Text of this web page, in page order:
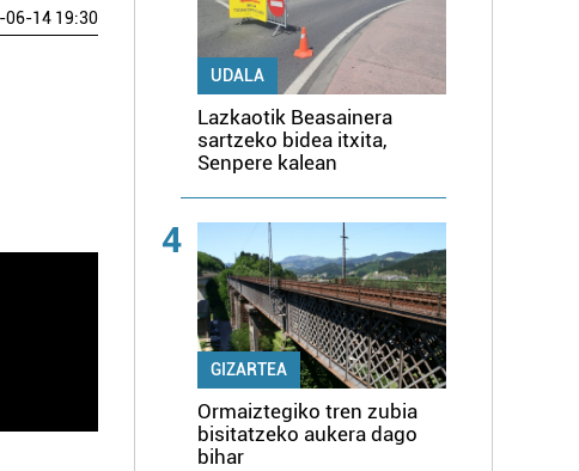
06-14 19:30
UDALA
Lazkaotik Beasainera
sartzeko bidea itxita,
Senpere kalean
4
GIZARTEA
Ormaiztegiko tren zubia
bisitatzeko aukera dago
bihar